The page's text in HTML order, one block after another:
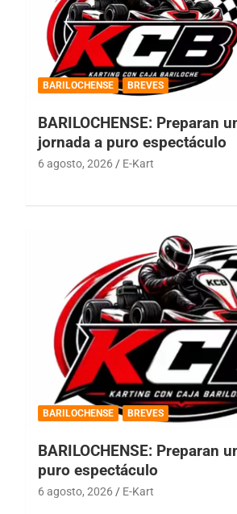
BARILOCHENSE BREVES
BARILOCHENSE: Preparan
jornada a puro espectáculo
6 agosto, 2026 E-Kart
BARILOCHENSE BREVES
BARILOCHENSE: Preparan
puro espectáculo
6 agosto, 2026 E-Kart